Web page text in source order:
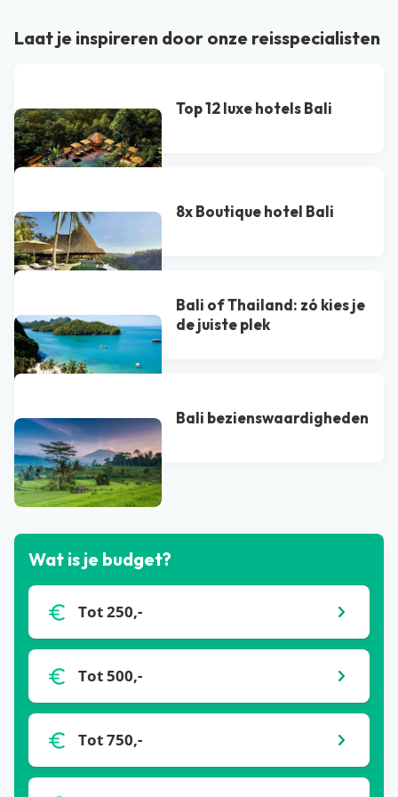
Laat je inspireren door onze reisspecialisten
Top 12 luxe hotels Bali
8x Boutique hotel Bali
Bali of Thailand: zó kies je
de juiste plek
Bali bezienswaardigheden
Bekijk alle blogs
Wat is je budget?
Tot 250,-
Tot 500,-
Tot 750,-